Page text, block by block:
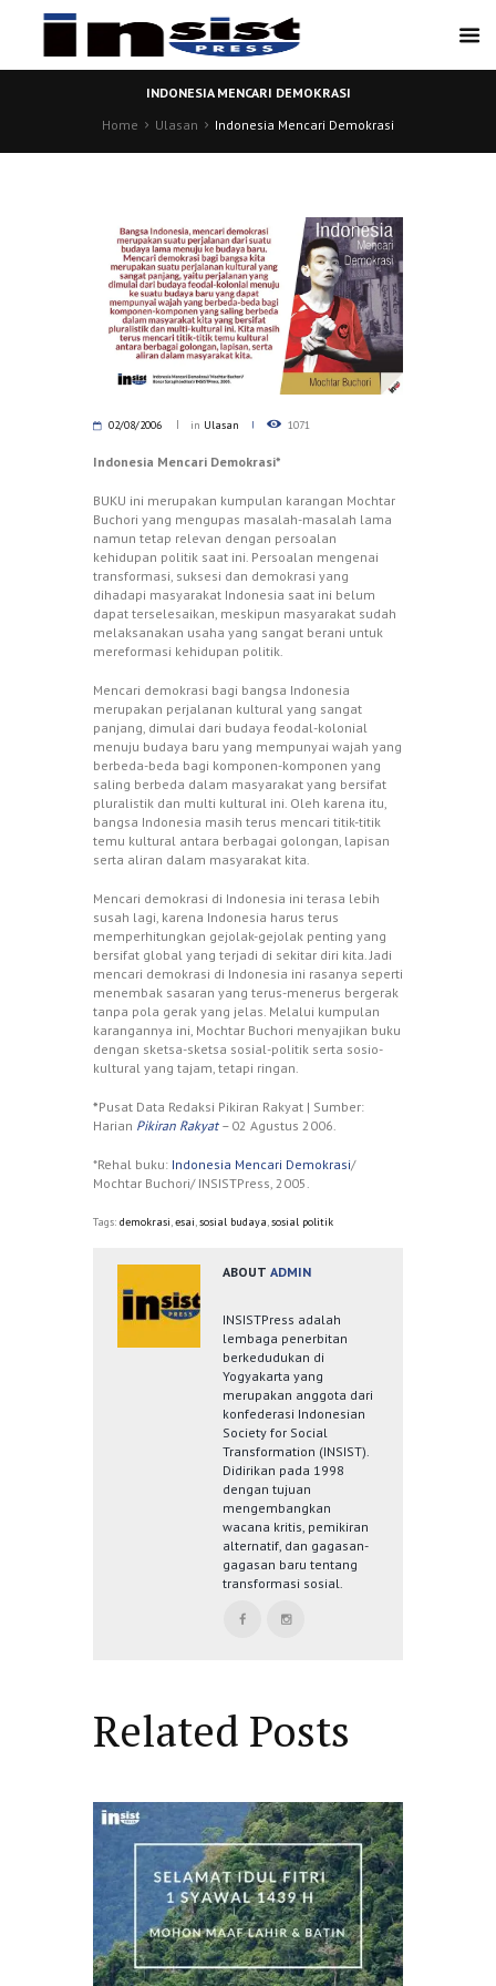
INDONESIA MENCARI DEMOKRASI
Home
Ulasan Indonesia Mencari Demokrasi
02/08/2006 in Ulasan 1071
Indonesia Mencari Demokrasi*
BUKU ini merupakan kumpulan karangan Mochtar
Buchori yang mengupas masalah-masalah lama
namun tetap relevan dengan persoalan
kehidupan politik saat ini. Persoalan mengenai
transformasi, suksesi dan demokrasi yang
dihadapi masyarakat Indonesia saat ini belum
dapat terselesaikan, meskipun masyarakat sudah
melaksanakan usaha yang sangat berani untuk
mereformasi kehidupan politik.
Mencari demokrasi bagi bangsa Indonesia
merupakan perjalanan kultural yang sangat
panjang, dimulai dari budaya feodal-kolonial
menuju budaya baru yang mempunyai wajah yang
berbeda-beda bagi komponen-komponen yang
saling berbeda dalam masyarakat yang bersifat
pluralistik dan multi kultural ini. Oleh karena itu,
bangsa Indonesia masih terus mencari titik-titik
temu kultural antara berbagai golongan, lapisan
serta aliran dalam masyarakat kita.
Mencari demokrasi di Indonesia ini terasa lebih
susah lagi, karena Indonesia harus terus
memperhitungkan gejolak-gejolak penting yang
bersifat global yang terjadi di sekitar diri kita. Jadi
mencari demokrasi di Indonesia ini rasanya seperti
menembak sasaran yang terus-menerus bergerak
tanpa pola gerak yang jelas. Melalui kumpulan
karangannya ini, Mochtar Buchori menyajikan buku
dengan sketsa-sketsa sosial-politik serta sosio-
kultural yang tajam, tetapi ringan.
*Pusat Data Redaksi Pikiran Rakyat | Sumber:
Harian Pikiran Rakyat– 02 Agustus 2006.
*Rehal buku: Indonesia Mencari Demokrasi/
Mochtar Buchori/ INSISTPress, 2005.
Tags: demokrasi,esai,sosial budaya,sosial politik
ABOUTADMIN
INSISTPress adalah
lembaga penerbitan
berkedudukan di
Yogyakarta yang
merupakan anggota dari
konfederasi Indonesian
Society for Social
Transformation (INSIST).
Didirikan pada 1998
dengan tujuan
mengembangkan
wacana kritis, pemikiran
alternatif, dan gagasan-
gagasan baru tentang
transformasi sosial.
Related Posts